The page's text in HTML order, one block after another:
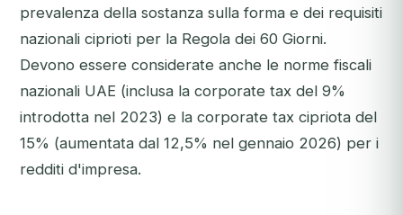
prevalenza della sostanza sulla forma e dei requisiti
nazionali ciprioti per la Regola dei 60 Giorni.
Devono essere considerate anche le norme fiscali
nazionali UAE (inclusa la corporate tax del 9%
introdotta nel 2023) e la corporate tax cipriota del
15% (aumentata dal 12,5% nel gennaio 2026) per i
redditi d'impresa.